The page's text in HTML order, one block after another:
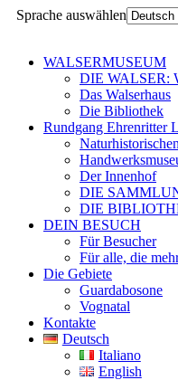
Sprache auswählen
WALSERMUSEUM
DIE WALSER:
Das Walserhaus
Die Bibliothek
Rundgang Ehrenritter
Der Innenhof
DIE
DIE
DEIN BESUCH
Für Besucher
Für alle, die
Die Gebiete
Guardabosone
Vognatal
Kontakte
Deutsch
Italiano
English